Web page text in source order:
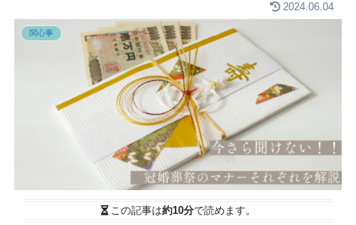
2024.06.04
関心事
この記事は約10分で読めます。